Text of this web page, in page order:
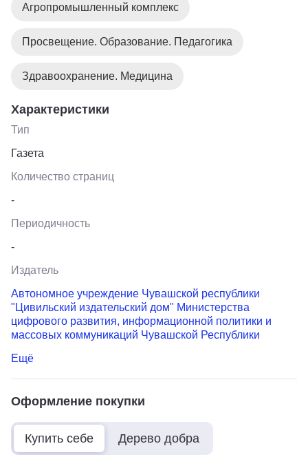
Агропромышленный комплекс
Просвещение. Образование. Педагогика
Здравоохранение. Медицина
Характеристики
Тип
Газета
Количество страниц
-
Периодичность
-
Издатель
Автономное учреждение Чувашской республики
"Цивильский издательский дом" Министерства
цифрового развития, информационной политики и
массовых коммуникаций Чувашской Республики
Ещё
Оформление покупки
Купить себе Дерево добра